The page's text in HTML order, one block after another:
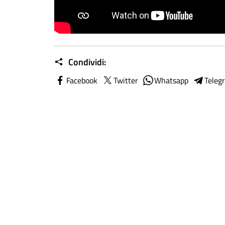
Condividi:
Facebook Twitter Whatsapp